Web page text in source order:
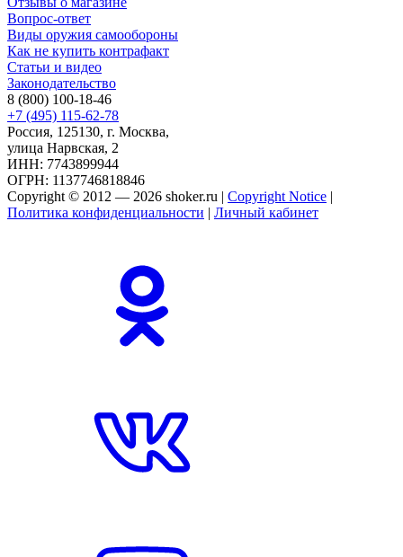
Вопрос-ответ
Виды оружия самообороны
Как не купить контрафакт
Статьи и видео
Законодательство
8 (800) 100-18-46
+7 (495) 115-62-78
Россия, 125130, г. Москва,
улица Нарвская, 2
ИНН: 7743899944
ОГРН: 1137746818846
Copyright © 2012 — 2026 shoker.ru | Copyright Notice |
Политика конфиденциальности | Личный кабинет